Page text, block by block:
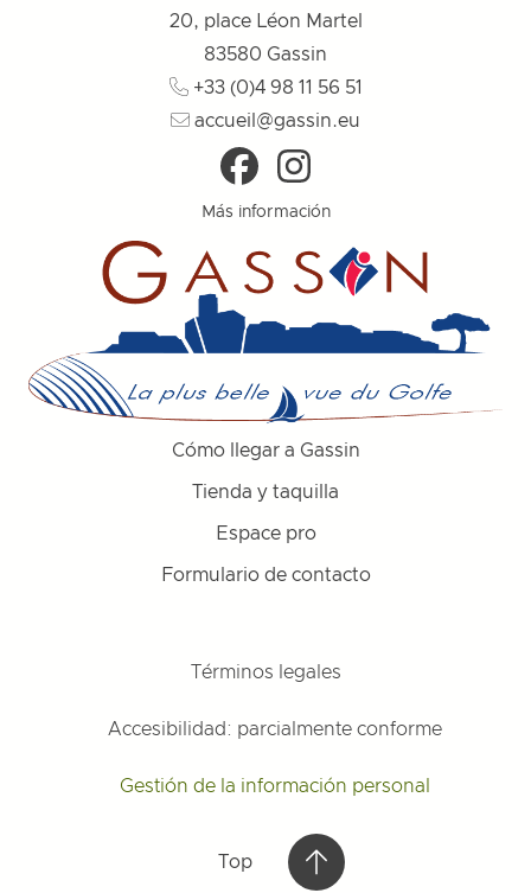
20, place Léon Martel
83580 Gassin
+33 (0)4 98 11 56 51
accueil@gassin.eu
Más información
Cómo llegar a Gassin
Tienda y taquilla
Espace pro
Formulario de contacto
Términos legales
Accesibilidad: parcialmente conforme
Gestión de la información personal
Top